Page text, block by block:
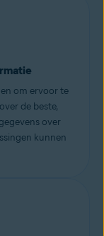
om ervoor te
de beste,
over
kunnen